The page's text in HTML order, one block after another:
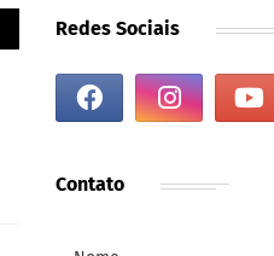
Redes Sociais
Contato